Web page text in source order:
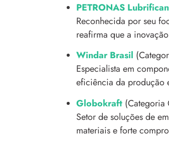
PETRONAS
Reconhecida por seu
reafirma que a
Windar Brasil
Especialista em
eficiência da produção
Globokraft (Categoria
Setor de soluções de
materiais e forte